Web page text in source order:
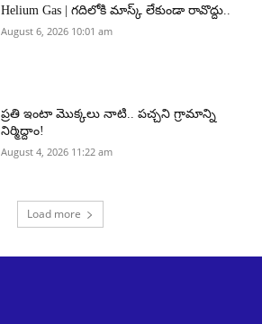
Helium Gas | గదిలోకి మాస్క్ లేకుండా రావొద్దు..
August 6, 2026 10:01 am
ప్రతి ఇంటా మొక్కలు నాటి.. పచ్చని గ్రామాన్ని
నిర్మిద్దాం!
August 4, 2026 11:22 am
Load more